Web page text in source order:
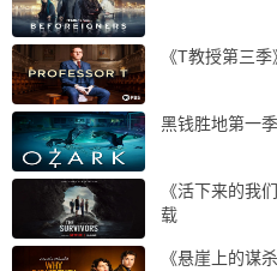
《T教授第三
黑钱胜地第一
《活下来的我
载
《悬崖上的谋